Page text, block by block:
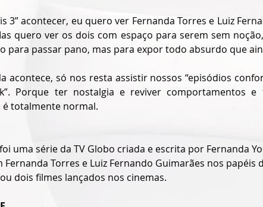
3” acontecer, eu quero ver Fernanda Torres e Luiz
quero ver os dois com espaço para serem sem
para passar pano, mas para expor todo absurdo que
acontece, só nos resta assistir nossos “episódios
Porque ter nostalgia e reviver comportamentos e
totalmente normal.
uma série da TV Globo criada e escrita por Fernanda
Fernanda Torres e Luiz Fernando Guimarães nos papéis
dois filmes lançados nos cinemas.